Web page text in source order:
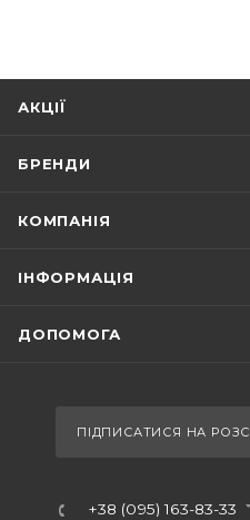
АКЦІЇ
БРЕНДИ
КОМПАНІЯ
ІНФОРМАЦІЯ
ДОПОМОГА
ПІДПИСАТИСЯ НА
+38 (095) 163-83-33